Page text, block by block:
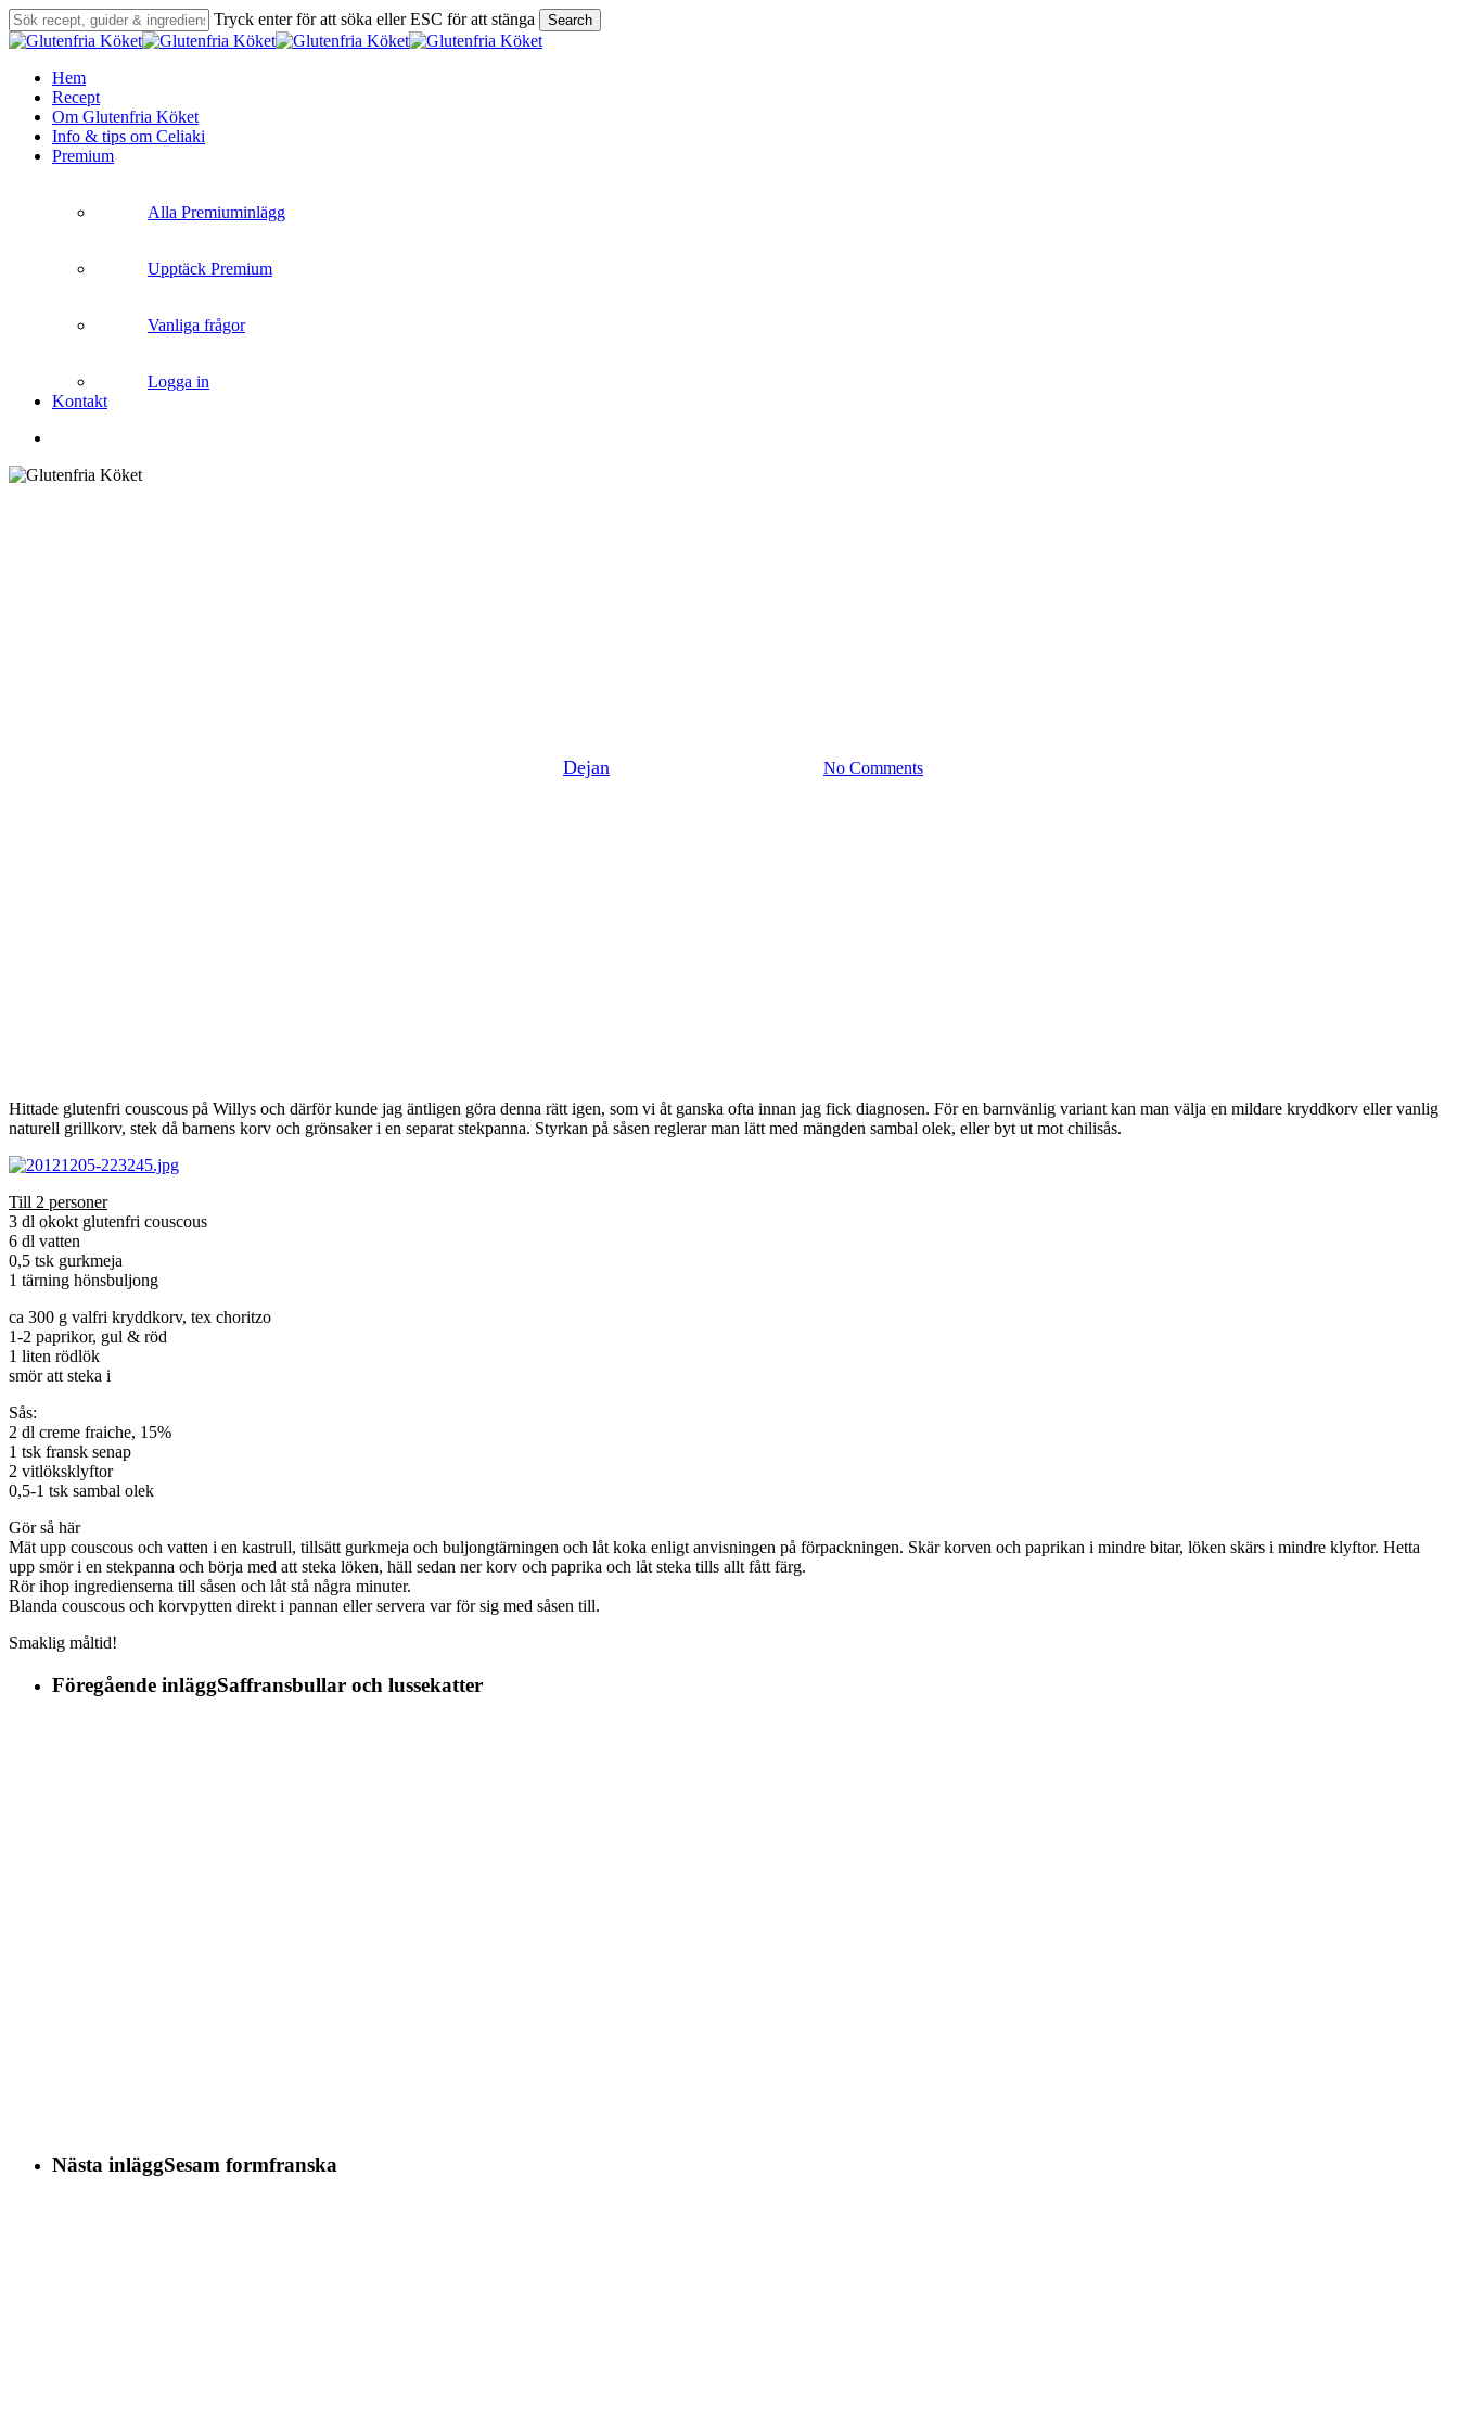
Skip
to
content
Tryck enter för att söka eller ESC för att stänga Search
Close
search
Menu
Hem
Recept
Om Glutenfria Köket
Info & tips om Celiaki
Premium
Alla Premiuminlägg
Upptäck Premium
Vanliga frågor
Logga in
Kontakt
Dejan No Comments
Hittade glutenfri couscous på Willys och därför kunde jag äntligen göra denna rätt igen, som vi åt ganska ofta innan jag fick diagnosen. För en barnvänlig variant kan man välja en mildare kryddkorv eller vanlig
naturell grillkorv, stek då barnens korv och grönsaker i en separat stekpanna. Styrkan på såsen reglerar man lätt med mängden sambal olek, eller byt ut mot chilisås.
Till 2 personer
3 dl okokt glutenfri couscous
6 dl vatten
0,5 tsk gurkmeja
1 tärning hönsbuljong
ca 300 g valfri kryddkorv, tex choritzo
1-2 paprikor, gul & röd
1 liten rödlök
smör att steka i
Sås:
2 dl creme fraiche, 15%
1 tsk fransk senap
2 vitlöksklyftor
0,5-1 tsk sambal olek
Gör så här
Mät upp couscous och vatten i en kastrull, tillsätt gurkmeja och buljongtärningen och låt koka enligt anvisningen på förpackningen. Skär korven och paprikan i mindre bitar, löken skärs i mindre klyftor. Hetta
upp smör i en stekpanna och börja med att steka löken, häll sedan ner korv och paprika och låt steka tills allt fått färg.
Rör ihop ingredienserna till såsen och låt stå några minuter.
Blanda couscous och korvpytten direkt i pannan eller servera var för sig med såsen till.
Smaklig måltid!
Föregående inläggSaffransbullar och lussekatter
Nästa inläggSesam formfranska